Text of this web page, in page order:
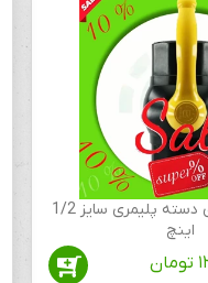
شیرتوپی پلیمری دسته پلیمری سایز 1/2
اینچ
تومان